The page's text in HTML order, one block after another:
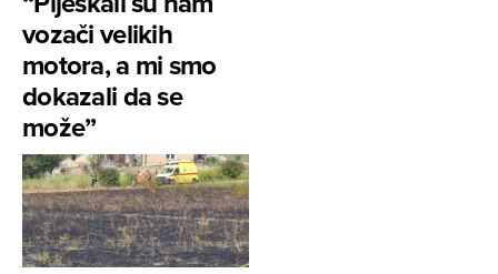
vozači velikih
motora, a mi smo
dokazali da se
može”